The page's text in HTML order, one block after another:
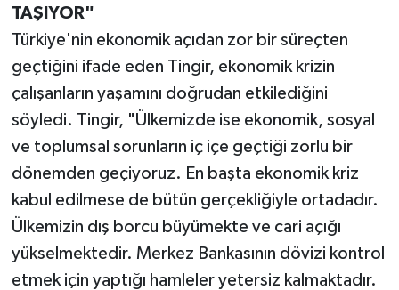
TAŞIYOR"
Türkiye'nin ekonomik açıdan zor bir süreçten
geçtiğini ifade eden Tingir, ekonomik krizin
çalışanların yaşamını doğrudan etkilediğini
söyledi. Tingir, "Ülkemizde ise ekonomik, sosyal
ve toplumsal sorunların iç içe geçtiği zorlu bir
dönemden geçiyoruz. En başta ekonomik kriz
kabul edilmese de bütün gerçekliğiyle ortadadır.
Ülkemizin dış borcu büyümekte ve cari açığı
yükselmektedir. Merkez Bankasının dövizi kontrol
etmek için yaptığı hamleler yetersiz kalmaktadır.